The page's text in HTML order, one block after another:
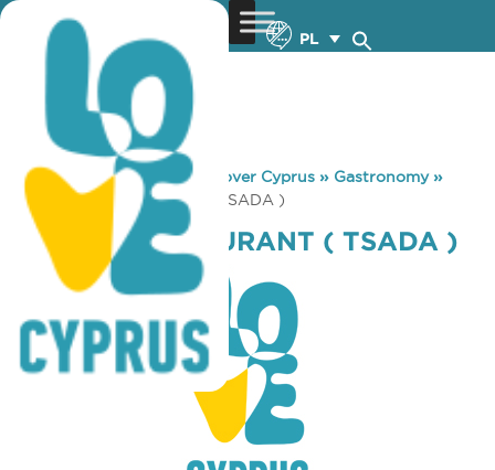
PL
You are here: Home »Discover Cyprus » Gastronomy»
ARISTOS RESTAURANT ( TSADA )
ARISTOS RESTAURANT ( TSADA )